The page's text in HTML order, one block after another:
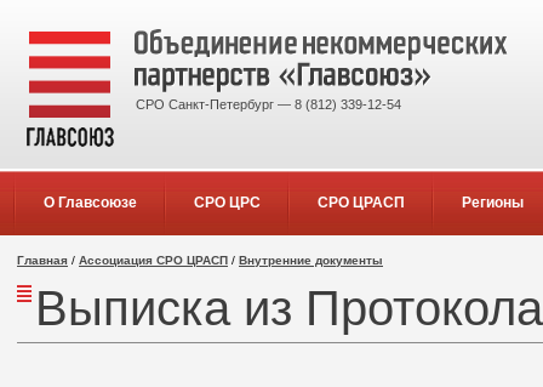
СРО Санкт-Петербург — 8 (812) 339-12-54
О Главсоюзе СРО ЦРС СРО ЦРАСП Регионы
Главная / Ассоциация СРО ЦРАСП / Внутренние документы
Выписка из